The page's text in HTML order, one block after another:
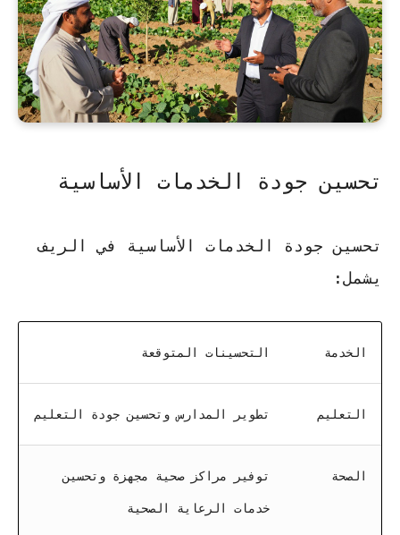
تحسين جودة الخدمات الأساسية
تحسين جودة الخدمات الأساسية في الريف
يشمل:
الخدمة التحسينات المتوقعة
التعليم تطوير المدارس وتحسين جودة التعليم
الصحة توفير مراكز صحية مجهزة وتحسين
خدمات الرعاية الصحية